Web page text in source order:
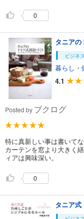
0
ビジネ
暮らし・
4.1
Posted by ブクログ
特に真新しい事は書いて
カーテンを窓より大きく
ィアは興味深い。
0
タニア